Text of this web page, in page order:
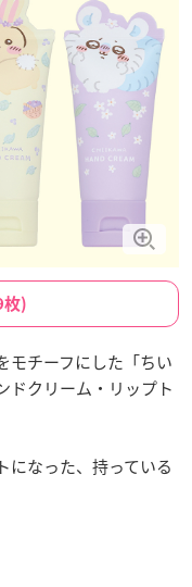
枚)
モチーフにした「ちい
ドクリーム・リップト
になった、持っている